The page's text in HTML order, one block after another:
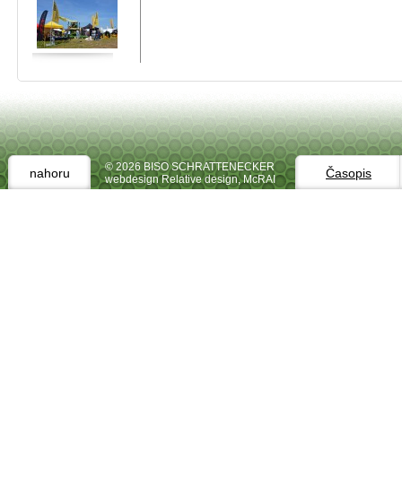
nahoru
© 2026 BISO SCHRATTENECKER
webdesign Relative design,McRAI Časopis